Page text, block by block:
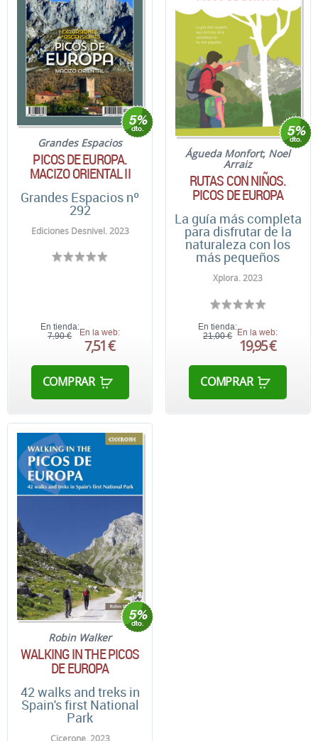
Grandes Espacios
PICOS DE EUROPA.
MACIZO ORIENTAL II
Grandes Espacios nº
292
Ediciones Desnivel. 2023
En tienda:
7,90 €
En la web:
7,51 €
COMPRAR
Águeda Monfort; Noel
Arraiz
RUTAS CON NIÑOS.
PICOS DE EUROPA
La guía más completa
para disfrutar de la
naturaleza con los
más pequeños
Xplora. 2023
En tienda:
21,00 €
En la web:
19,95 €
COMPRAR
Robin Walker
WALKING IN THE PICOS
DE EUROPA
42 walks and treks in
Spain's first National
Park